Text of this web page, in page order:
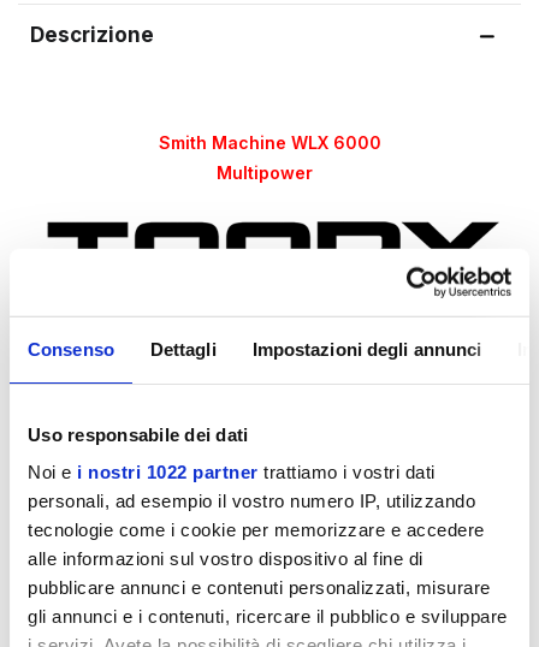
Consenso Dettagli Impostazioni degli annunci
Uso responsabile dei dati
Noi e i nostri 1022 partner trattiamo i vostri dati
personali, ad esempio il vostro numero IP, utilizzando
tecnologie come i cookie per memorizzare e accedere
alle informazioni sul vostro dispositivo al fine di
pubblicare annunci e contenuti personalizzati, misurare
gli annunci e i contenuti, ricercare il pubblico e sviluppare
Descrizione
Smith Machine WLX 6000
Multipower
Linea Professional per utilizzo intensivo in Palestre,
**PER PALESTRE - CHIEDERE PREVENTIVO**
CARATTERISTICHE TECNICHE:
Struttura tubolare in acciaio rinforzato a sezione ovale
100x50 mm - spessore 3 mm
Verniciatura doppia a polveri epossidiche, antigraffio
Supporti bilanciere montati su cuscinetti a sfera HIGH